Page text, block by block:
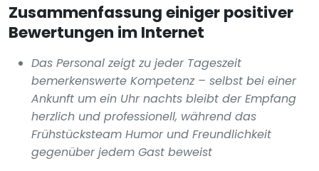
Zusammenfassung einiger positiver
Bewertungen im Internet
Das Personal zeigt zu jeder Tageszeit
bemerkenswerte Kompetenz – selbst bei einer
Ankunft um ein Uhr nachts bleibt der Empfang
herzlich und professionell, während das
Frühstücksteam Humor und Freundlichkeit
gegenüber jedem Gast beweist